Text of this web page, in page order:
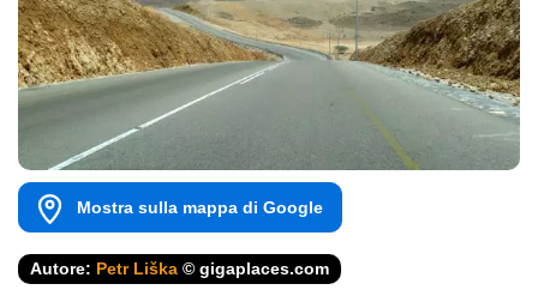
Mostra sulla mappa di Google
Autore: Petr Liška © gigaplaces.com